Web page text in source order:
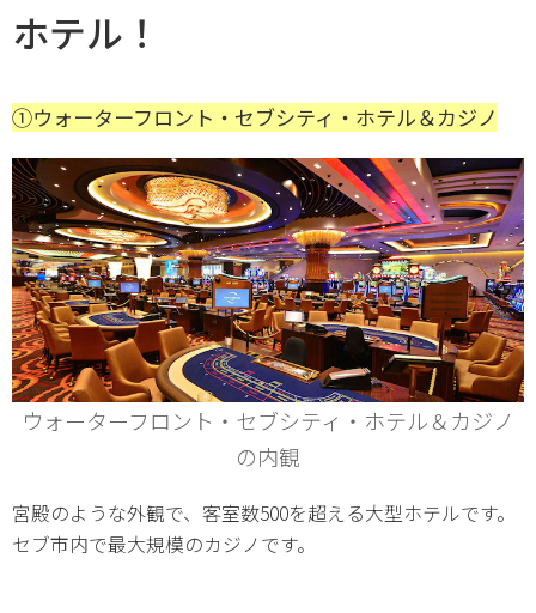
ホテル！
①ウォーターフロント・セブシティ・ホテル＆カジノ
ウォーターフロント・セブシティ・ホテル＆カジノ
の内観
宮殿のような外観で、客室数500を超える大型ホテルです。
セブ市内で最大規模のカジノです。